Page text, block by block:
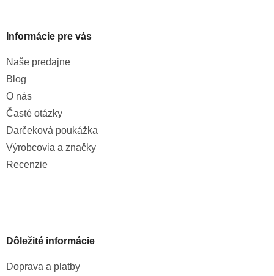
Informácie pre vás
Naše predajne
Blog
O nás
Časté otázky
Darčeková poukážka
Výrobcovia a značky
Recenzie
Dôležité informácie
Doprava a platby